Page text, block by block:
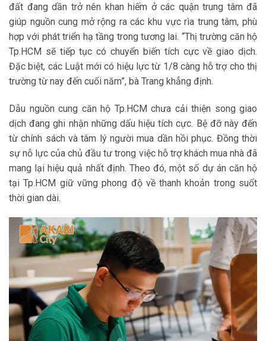
đất đang dần trở nên khan hiếm ở các quận trung tâm đã
giúp nguồn cung mở rộng ra các khu vực rìa trung tâm, phù
hợp với phát triển hạ tầng trong tương lai. “Thị trường căn hộ
Tp.HCM sẽ tiếp tục có chuyển biến tích cực về giao dịch.
Đặc biệt, các Luật mới có hiệu lực từ 1/8 càng hỗ trợ cho thị
trường từ nay đến cuối năm”, bà Trang khẳng định.
Dẫu nguồn cung căn hộ Tp.HCM chưa cải thiện song giao
dịch đang ghi nhận những dấu hiệu tích cực. Bệ đỡ này đến
từ chính sách và tâm lý người mua dần hồi phục. Đồng thời
sự nỗ lực của chủ đầu tư trong việc hỗ trợ khách mua nhà đã
mang lại hiệu quả nhất định. Theo đó, một số dự án căn hộ
tại Tp.HCM giữ vững phong độ về thanh khoản trong suốt
thời gian dài.